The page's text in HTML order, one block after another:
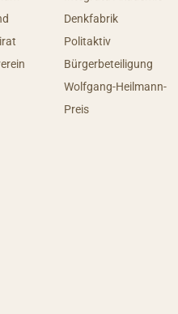
Denkfabrik
Politaktiv
Bürgerbeteiligung
Wolfgang-Heilmann-
Preis